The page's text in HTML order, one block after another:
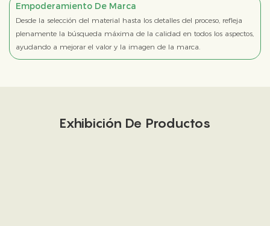
Empoderamiento De Marca
Desde la selección del material hasta los detalles del proceso, refleja
plenamente la búsqueda máxima de la calidad en todos los aspectos,
ayudando a mejorar el valor y la imagen de la marca.
Exhibición De Productos